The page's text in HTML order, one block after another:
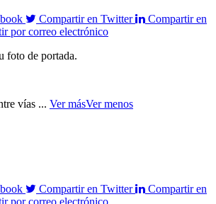
Compartir en Twitter
Compartir en
por correo electrónico
foto de portada.
vías ... Ver másVer menos
Compartir en Twitter
Compartir en